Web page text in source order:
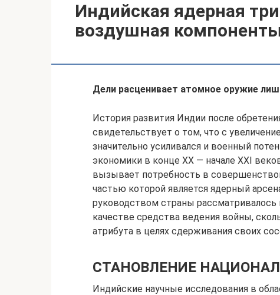
Индийская ядерная
воздушная
Дели расценивает атомное оружие
История развития Индии после
свидетельствует о том, что с
значительно усиливался и военный
экономики в конце ХХ — начале ХХI
вызывает потребность в
частью которой является ядерный
руководством страны
качестве средства ведения войны,
атрибута в целях сдерживания своих
СТАНОВЛЕНИЕ
Индийские научные исследования в